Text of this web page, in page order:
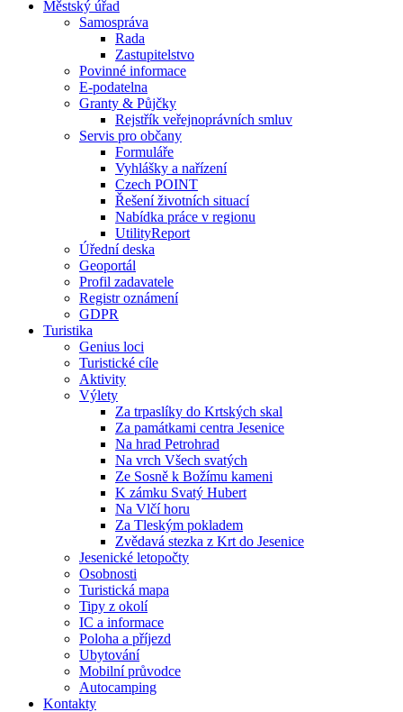
Městský úřad
Samospráva
Rada
Zastupitelstvo
Povinné informace
E-podatelna
Granty & Půjčky
Rejstřík veřejnoprávních smluv
Servis pro občany
Formuláře
Vyhlášky a nařízení
Czech POINT
Řešení životních situací
Nabídka práce v regionu
UtilityReport
Úřední deska
Geoportál
Profil zadavatele
Registr oznámení
GDPR
Turistika
Genius loci
Turistické cíle
Aktivity
Výlety
Za trpaslíky do Krtských skal
Za památkami centra Jesenice
Na hrad Petrohrad
Na vrch Všech svatých
Ze Sosně k Božímu kameni
K zámku Svatý Hubert
Na Vlčí horu
Za Tleským pokladem
Zvědavá stezka z Krt do Jesenice
Jesenické letopočty
Osobnosti
Turistická mapa
Tipy z okolí
IC a informace
Poloha a příjezd
Ubytování
Mobilní průvodce
Autocamping
Kontakty